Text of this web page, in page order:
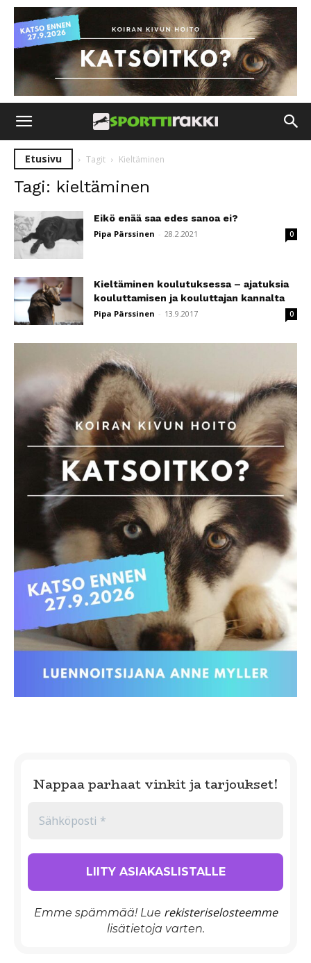
Etusivu Tagit Kieltäminen
Tagi: kieltäminen
Eikö enää saa edes sanoa ei?
Pipa Pärssinen - 28.2.2021 0
Kieltäminen koulutuksessa – ajatuksia
kouluttamisen ja kouluttajan kannalta
Pipa Pärssinen - 13.9.2017 0
Nappaa parhaat vinkit ja tarjoukset!
Emme spämmää! Lue rekisteriselosteemme
lisätietoja varten.